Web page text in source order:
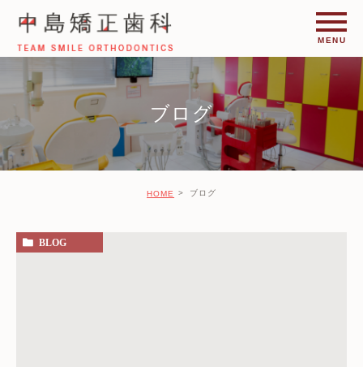
ブログ
HOME ブログ
BLOG